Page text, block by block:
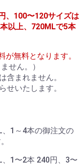
、100〜120サイズは
以上、720MLで5本
が無料となります。
せん。）
含まれません。
せいたします。
1～4本の御注文の
1〜2本 240円、3〜